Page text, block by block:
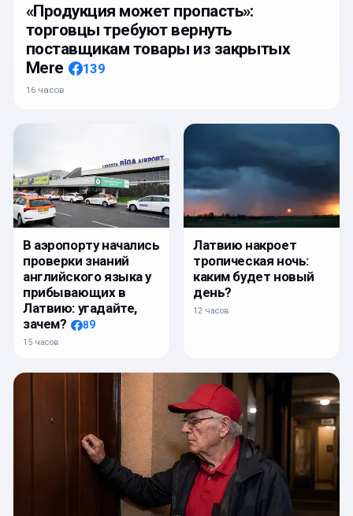
«Продукция может пропасть»:
торговцы требуют вернуть
поставщикам товары из закрытых
Mere
139
16 часов
В аэропорту начались
проверки знаний
английского языка у
прибывающих в
Латвию: угадайте,
зачем?
89
15 часов
Латвию накроет
тропическая ночь:
каким будет новый
день?
12 часов